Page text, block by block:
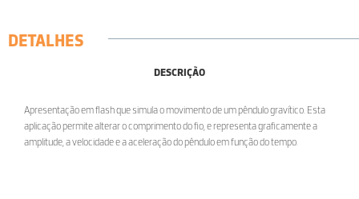
DETALHES
DESCRIÇÃO
Apresentação em flash que simula o movimento de um pêndulo gravítico. Esta
aplicação permite alterar o comprimento do fio, e representa graficamente a
amplitude, a velocidade e a aceleração do pêndulo em função do tempo.